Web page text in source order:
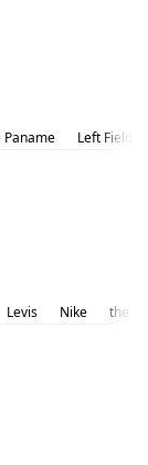
Paname Left Field
Levis Nike the